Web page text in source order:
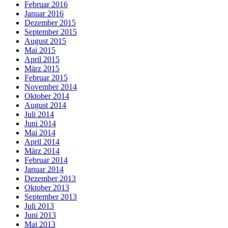
Februar 2016
Januar 2016
Dezember 2015
September 2015
August 2015
Mai 2015
April 2015
März 2015
Februar 2015
November 2014
Oktober 2014
August 2014
Juli 2014
Juni 2014
Mai 2014
April 2014
März 2014
Februar 2014
Januar 2014
Dezember 2013
Oktober 2013
September 2013
Juli 2013
Juni 2013
Mai 2013